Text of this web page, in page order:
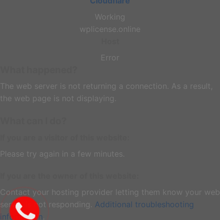
Working
wplicense.online
Error
The web server is not returning a connection. As a result,
the web page is not displaying.
Please try again in a few minutes.
Contact your hosting provider letting them know your web
server is not responding. Additional troubleshooting
information.